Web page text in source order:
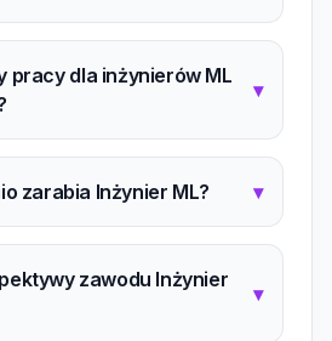
pracy dla inżynierów ML
▾
zarabia Inżynier ML? ▾
zawodu Inżynier
▾